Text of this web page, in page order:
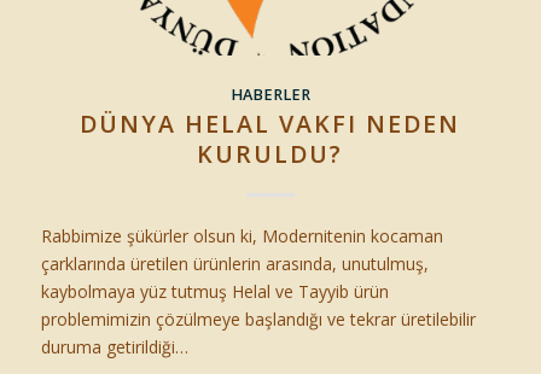
HABERLER
DÜNYA HELAL VAKFI NEDEN
KURULDU?
Rabbimize şükürler olsun ki, Modernitenin kocaman
çarklarında üretilen ürünlerin arasında, unutulmuş,
kaybolmaya yüz tutmuş Helal ve Tayyib ürün
problemimizin çözülmeye başlandığı ve tekrar üretilebilir
duruma getirildiği…